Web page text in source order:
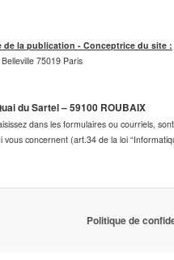
de la publication - Conceptrice du site :
75019 Paris
du Sartel – 59100 ROUBAIX
dans les formulaires ou courriels,
concernent (art.34 de la loi
Politique de